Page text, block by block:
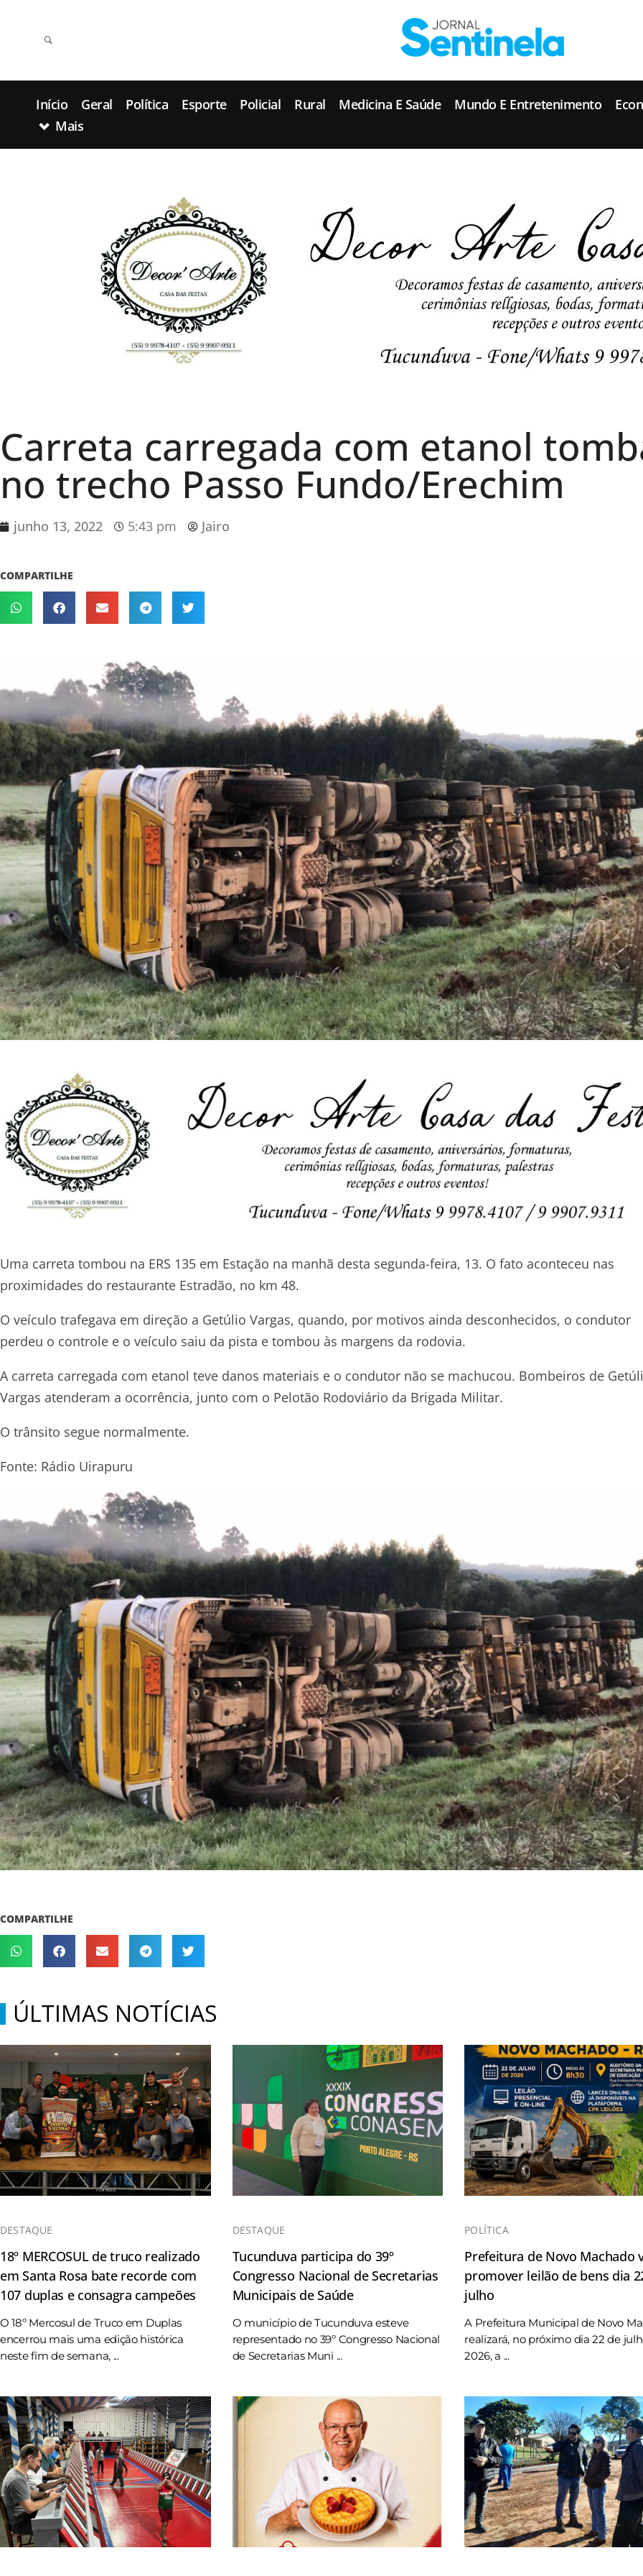
Início Geral Política Esporte Policial Rural Medicina E Saúde Mundo E Entretenimento
Mais
Carreta carregada com etanol
no trecho Passo Fundo/Erechim
junho 13, 2022 5:43 pm Jairo
COMPARTILHE
Uma carreta tombou na ERS 135 em Estação na manhã desta segunda-feira, 13. O fato aconteceu nas
proximidades do restaurante Estradão, no km 48.
O veículo trafegava em direção a Getúlio Vargas, quando, por motivos ainda desconhecidos, o condutor
perdeu o controle e o veículo saiu da pista e tombou às margens da rodovia.
A carreta carregada com etanol teve danos materiais e o condutor não se machucou. Bombeiros de
Vargas atenderam a ocorrência, junto com o Pelotão Rodoviário da Brigada Militar.
O trânsito segue normalmente.
Fonte: Rádio Uirapuru
COMPARTILHE
ÚLTIMAS NOTÍCIAS
DESTAQUE
18º MERCOSUL de truco realizado
em Santa Rosa bate recorde com
107 duplas e consagra campeões
O 18º Mercosul de Truco em Duplas
encerrou mais uma edição histórica
neste fim de semana, ...
DESTAQUE
Tucunduva participa do 39º
Congresso Nacional de Secretarias
Municipais de Saúde
O município de Tucunduva esteve
representado no 39º Congresso Nacional
de Secretarias Muni ...
POLÍTICA
Prefeitura de Novo Machado
promover leilão de bens dia
julho
A Prefeitura Municipal de Novo
realizará, no próximo dia 22 de
2026, a ...